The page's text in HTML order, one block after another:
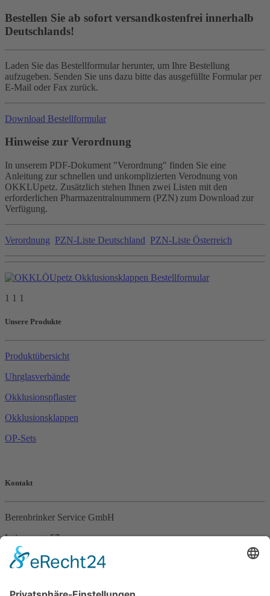
Bestellen Sie ab sofort versandkostenfrei innerhalb
Deutschlands!
Laden Sie das Bestellformular herunter, um Ihre Bestellung
aufzugeben. Senden Sie uns dazu bitte das ausgefüllte Formular per
E-Mail oder Fax zurück.
Download Bestellformular
Hinweise zur Verordnung
In unserem PDF-Dokument "Verordnung" finden Sie eine
Anleitung zur schnellen und unkomplizierten Verodnung von
OKKLUpetz. Zusätzlich stehen Ihnen zwei Listen mit den
erforderlichen Pharmazentralnummern (PZN) zum Download zur
Verfügung.
Verordnung PZN-Liste Deutschland PZN-Liste Österreich
1 1 1
Unsere Produkte
Produktübersicht
Uhrglasverbände
Okklusionspflaster
Okklusionsklappen
OP-Sets
Kontakt
Berenbrinker Service GmbH
Leinenweg 57
33415 Verl